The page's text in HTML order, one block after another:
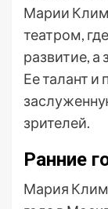
Марии
театром,
развитие, а
Ее талант
зрителей.
Ранние
Мария